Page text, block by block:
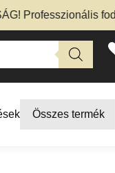
Összes termék